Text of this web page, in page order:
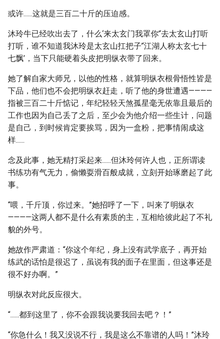
或许......这就是三百二十斤的压迫感。
沐玲牛已经吹出去了，什么‘来太玄门我罩你’‘去太玄山打听
打听，谁不知道我沐玲是太玄山扛把子’‘江湖人称太玄七十
七飘’，当下只能硬着头皮把明纵衣带了回来。
她了解自家大师兄，以他的性格，就算明纵衣根骨悟性皆是
下品，他们也不会把明纵衣赶走，听了他的身世遭遇————
指被三百二十斤惦记，年纪轻轻天煞孤星毫无依靠且最后的
工作也因为自己丢了之后，至少会为他介绍一些生计，问题
是自己，到时候肯定要挨骂，因为一盒粉，把事情闹成这
样......
念及此事，她无精打采起来......但沐玲何许人也，正所谓读
书练功有气无力，偷懒耍滑百般成就，立刻开始琢磨起了此
事。
“喂，千斤顶，你过来。”她招呼了一下，叫来了明纵衣
————这两人都不是什么有素质的主，互相给彼此起了不礼
貌的外号。
她故作严肃道：“你这个年纪，身上没有武学底子，再开始
练武的话怕是很迟了，虽说有我的面子在里面，但这事还是
很不好办啊。”
明纵衣对此反应很大。
“......都到这里了，你不会跟我说要我回去吧？！”
“你急什么！我又没说不行，我是这么不靠谱的人吗！”沐玲